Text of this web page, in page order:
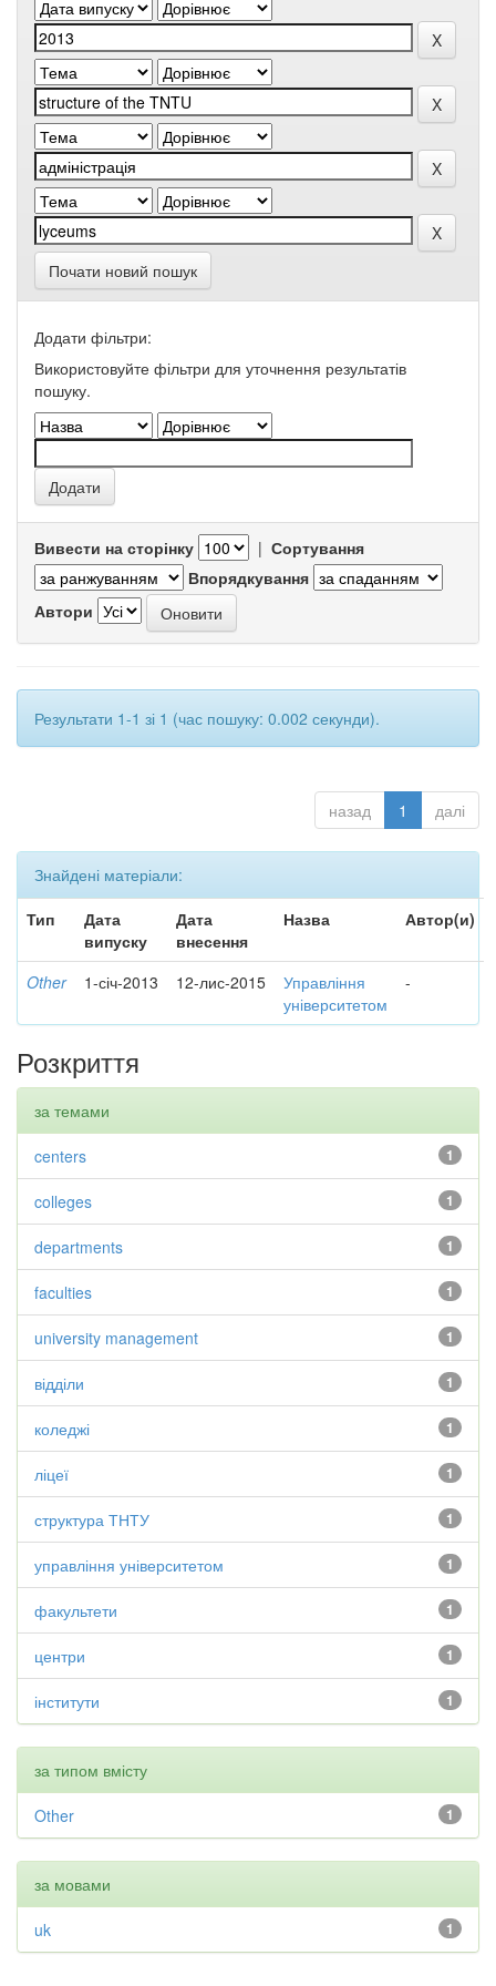
Почати новий пошук
Додати фільтри:
Використовуйте фільтри для уточнення результатів
пошуку.
Вивести на сторінку | Сортування
Впорядкування
Автори
Результати 1-1 зі 1 (час пошуку: 0.002 секунди).
назад 1 далі
Знайдені матеріали:
Тип
Дата
випуску
Дата
внесення
Назва Автор(и)
Other 1-січ-2013 12-лис-2015
Управління
університетом
-
Розкриття
за темами
1
centers
1
colleges
1
departments
1
faculties
1
university management
1
відділи
1
коледжі
1
ліцеї
1
структура ТНТУ
1
управління університетом
1
факультети
1
центри
1
інститути
за типом вмісту
1
Other
за мовами
1
uk